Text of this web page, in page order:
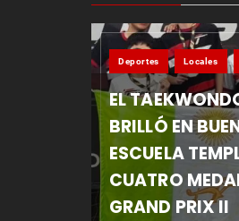
Deportes Locales
EL
BRILLÓ EN
ESCUELA
CUATRO
GRAND PRIX II